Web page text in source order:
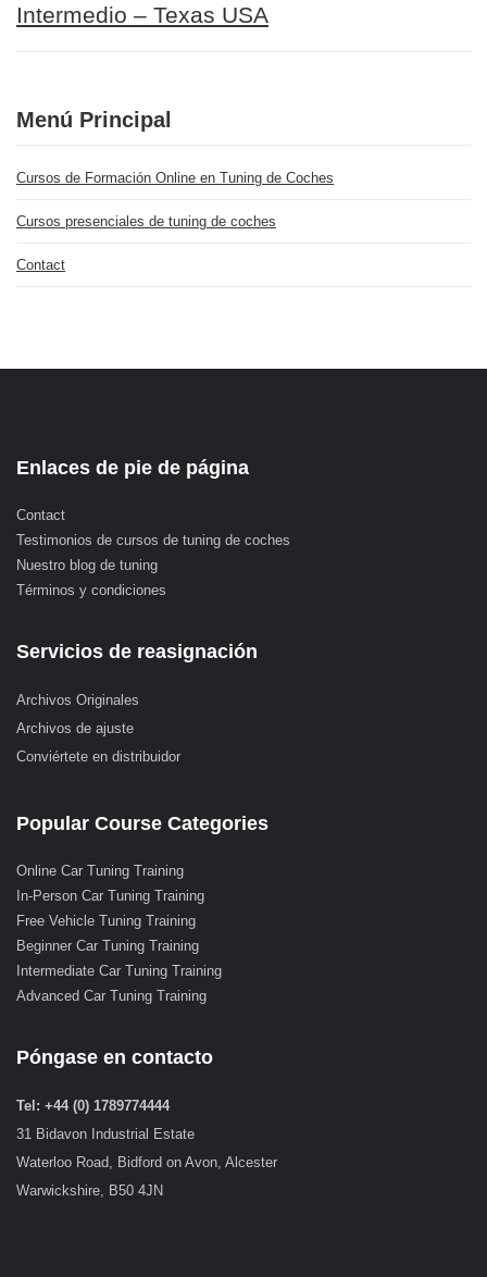
Intermedio – Texas USA
Menú Principal
Cursos de Formación Online en Tuning de Coches
Cursos presenciales de tuning de coches
Contact
Enlaces de pie de página
Contact
Testimonios de cursos de tuning de coches
Nuestro blog de tuning
Términos y condiciones
Servicios de reasignación
Archivos Originales
Archivos de ajuste
Conviértete en distribuidor
Popular Course Categories
Online Car Tuning Training
In-Person Car Tuning Training
Free Vehicle Tuning Training
Beginner Car Tuning Training
Intermediate Car Tuning Training
Advanced Car Tuning Training
Póngase en contacto
Tel: +44 (0) 1789774444
31 Bidavon Industrial Estate
Waterloo Road, Bidford on Avon, Alcester
Warwickshire, B50 4JN